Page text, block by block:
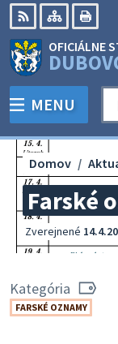
Preskočiť
na
obsah
RSS Mapa
OFICIÁLNE
MENU
Farské
Domov
Zverejnené
Kategória
FARSKÉ OZNAMY